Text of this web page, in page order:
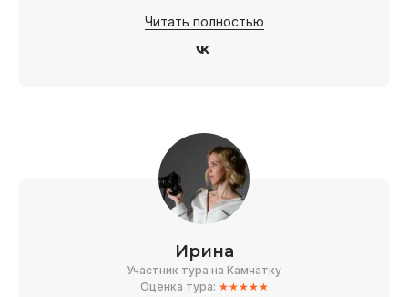
Читать полностью
Ирина
Участник тура на Камчатку
Оценка тура: ★★★★★